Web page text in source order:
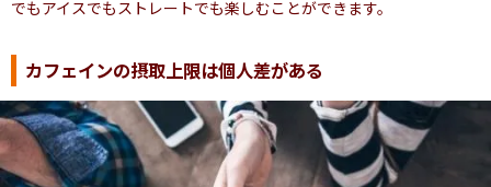
でもアイスでもストレートでも楽しむことができます。
カフェインの摂取上限は個人差がある